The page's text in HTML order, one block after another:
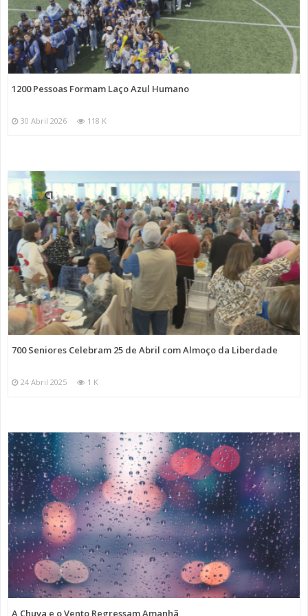
1200 Pessoas Formam Laço Azul Humano
30 Abril 2026 118 K
700 Seniores Celebram 25 de Abril com Almoço da Liberdade
24 Abril 2025 1 K
A Chuva e o Vento Regressam Amanhã